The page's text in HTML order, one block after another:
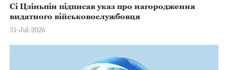
Сі Цзіньпін підписав указ про нагородження
видатного військовослужбовця
31-Jul-2026